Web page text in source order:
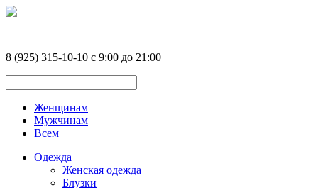
8 (925) 315-10-10 с 9:00 до 21:00
Женщинам
Мужчинам
Всем
Одежда
Женская одежда
Блузки